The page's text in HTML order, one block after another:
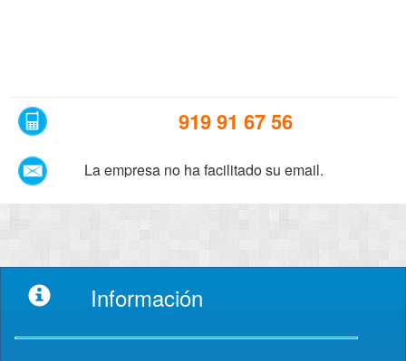
919 91 67 56
La empresa no ha facilitado su email.
Información